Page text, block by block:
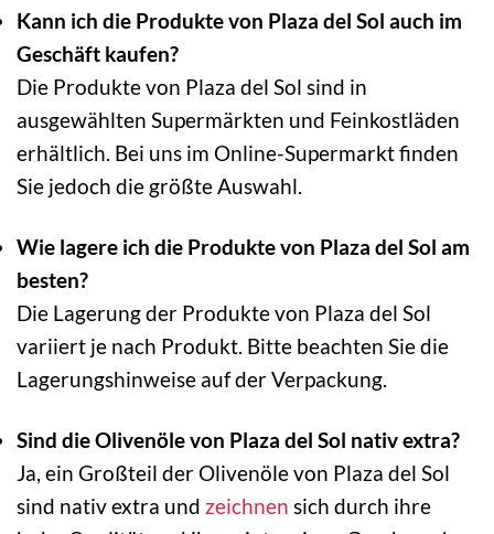
Kann ich die Produkte von Plaza del Sol auch im
Geschäft kaufen?
Die Produkte von Plaza del Sol sind in
ausgewählten Supermärkten und Feinkostläden
erhältlich. Bei uns im Online-Supermarkt finden
Sie jedoch die größte Auswahl.
Wie lagere ich die Produkte von Plaza del Sol am
besten?
Die Lagerung der Produkte von Plaza del Sol
variiert je nach Produkt. Bitte beachten Sie die
Lagerungshinweise auf der Verpackung.
Sind die Olivenöle von Plaza del Sol nativ extra?
Ja, ein Großteil der Olivenöle von Plaza del Sol
sind nativ extra und zeichnen sich durch ihre